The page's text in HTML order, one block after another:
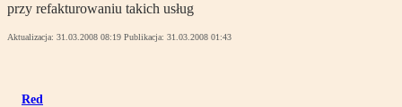
przy refakturowaniu takich usług
Aktualizacja: 31.03.2008 08:19 Publikacja: 31.03.2008 01:43
Red